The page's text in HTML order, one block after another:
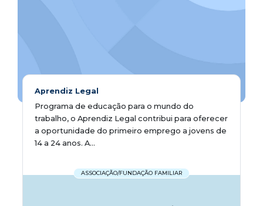
Aprendiz Legal
Programa de educação para o mundo do
trabalho, o Aprendiz Legal contribui para oferecer
a oportunidade do primeiro emprego a jovens de
14 a 24 anos. A...
ASSOCIAÇÃO/FUNDAÇÃO FAMILIAR